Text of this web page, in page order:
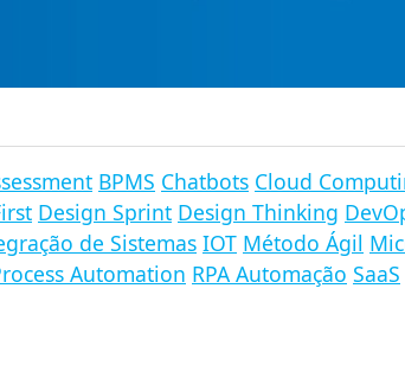
BPMS Chatbots Cloud
Design Sprint Design Thinking
de Sistemas IOT Método Ágil
Automation RPA Automação SaaS